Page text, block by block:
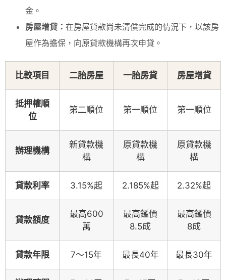
金。
房屋增貸： 在房屋貸款尚未清償完成的情況下，以該房
屋作為擔保，向原貸款機構再次申貸。
比較項目 二胎房屋 一胎房貸 房屋增貸
抵押權順
位
第二順位 第一順位 第一順位
辦理機構
新貸款機
構
原貸款機
構
原貸款機
構
貸款利率 3.15%起 2.185%起 2.32%起
貸款額度
最高600
萬
最高鑑價
8.5成
最高鑑價
8成
貸款年限 7～15年 最長40年 最長30年